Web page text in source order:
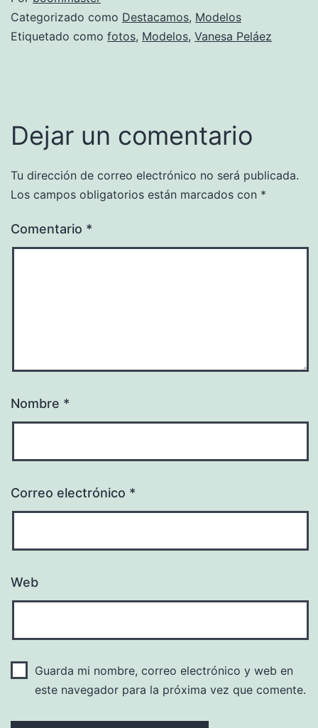
Categorizado como Destacamos, Modelos
Etiquetado como fotos, Modelos, Vanesa Peláez
Dejar un comentario
Tu dirección de correo electrónico no será publicada.
Los campos obligatorios están marcados con *
Comentario *
Nombre *
Correo electrónico *
Web
Guarda mi nombre, correo electrónico y web en
este navegador para la próxima vez que comente.